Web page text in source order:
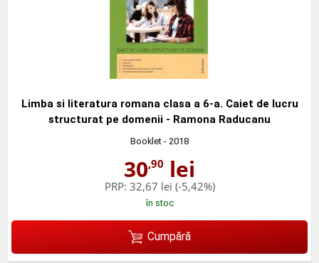
Limba si literatura romana clasa a 6-a. Caiet de lucru
structurat pe domenii - Ramona Raducanu
Booklet - 2018
30,90 lei
PRP: 32,67 lei (-5,42%)
în stoc
Cumpără